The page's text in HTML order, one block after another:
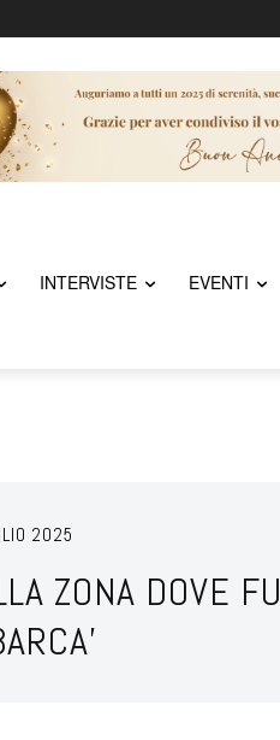
INTERVISTE EVENTI
2025
ZONA DOVE FU